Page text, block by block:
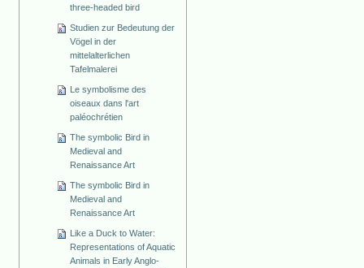
three-headed bird
Studien zur Bedeutung der
Vögel in der
mittelalterlichen
Tafelmalerei
Le symbolisme des
oiseaux dans l'art
paléochrétien
The symbolic Bird in
Medieval and
Renaissance Art
The symbolic Bird in
Medieval and
Renaissance Art
Like a Duck to Water:
Representations of Aquatic
Animals in Early Anglo-